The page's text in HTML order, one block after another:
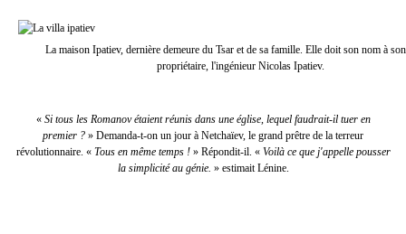
La maison Ipatiev, dernière demeure du Tsar et de sa famille. Elle doit son nom à
propriétaire, l'ingénieur Nicolas Ipatiev.
« Si tous les Romanov étaient réunis dans une église, lequel faudrait-il tuer en
premier ? » Demanda-t-on un jour à Netchaïev, le grand prêtre de la terreur
révolutionnaire. « Tous en même temps !» Répondit-il. « Voilà ce que j'appelle pousser
la simplicité au génie. » estimait Lénine.